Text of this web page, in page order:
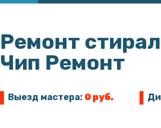
Ремонт
Чип Ремонт
Выезд мастера: 0 руб.